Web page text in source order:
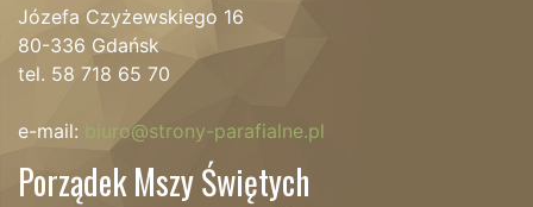
Józefa Czyżewskiego 16
80-336 Gdańsk
tel. 58 718 65 70
e-mail: biuro@strony-parafialne.pl
Porządek Mszy Świętych